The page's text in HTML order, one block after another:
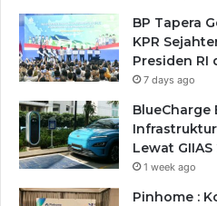
BP Tapera
KPR
Presiden RI
7 days ago
BlueCharge
Lewat
1 week ago
Pinhome :